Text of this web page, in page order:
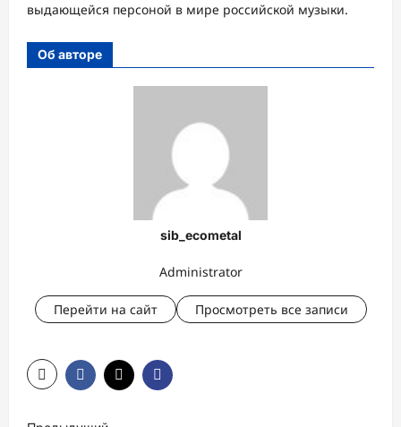
выдающейся персоной в мире российской музыки.
Об авторе
sib_ecometal
Administrator
Перейти на сайт Просмотреть все записи